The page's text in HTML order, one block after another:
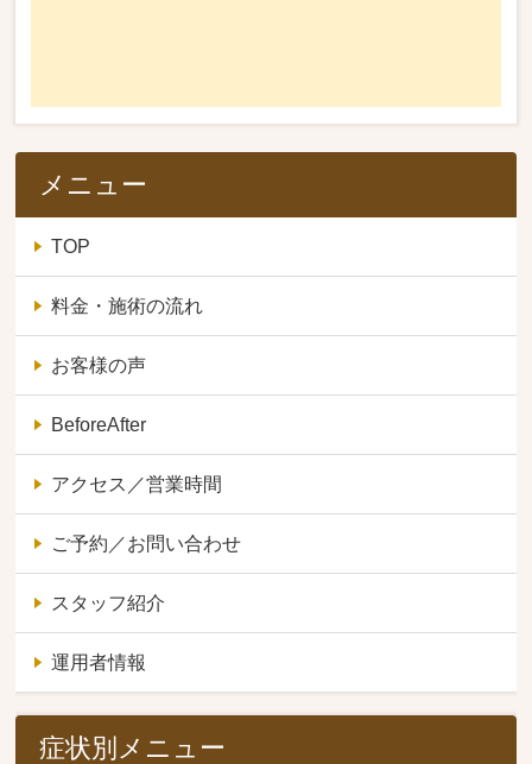
メニュー
TOP
料金・施術の流れ
お客様の声
BeforeAfter
アクセス／営業時間
ご予約／お問い合わせ
スタッフ紹介
運用者情報
症状別メニュー